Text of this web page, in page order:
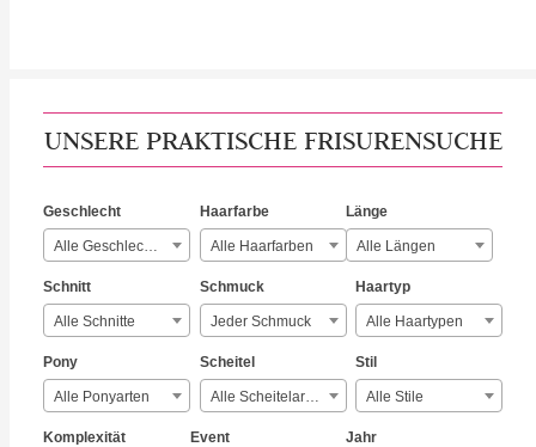
UNSERE PRAKTISCHE FRISURENSUCHE
Geschlecht
Alle Geschlechter
Haarfarbe
Alle Haarfarben
Länge
Alle Längen
Schnitt
Alle Schnitte
Schmuck
Jeder Schmuck
Haartyp
Alle Haartypen
Pony
Alle Ponyarten
Scheitel
Alle Scheitelarten
Stil
Alle Stile
Komplexität Event Jahr